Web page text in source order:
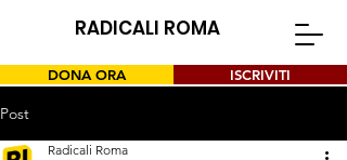
RADICALI ROMA
DONA ORA ISCRIVITI
Post
Radicali Roma